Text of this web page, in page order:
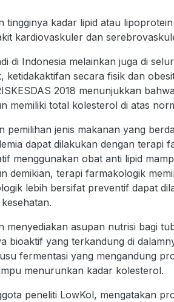
tingginya kadar lipid atau
kardiovaskuler dan
di Indonesia melainkan juga di
ketidakaktifan secara fisik dan
2018 menunjukkan
memiliki total kolesterol di atas
jenis makanan yang
dapat dilakukan dengan terapi
menggunakan obat anti lipid
terapi farmakologik
lebih bersifat preventif dapat
menyediakan asupan nutrisi bagi
bioaktif yang terkandung di
fermentasi yang mengandung
menurunkan kadar kolesterol.
peneliti LowKol, mengatakan